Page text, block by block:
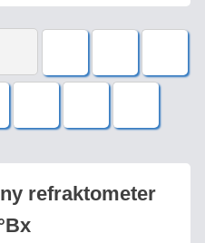
refraktometer